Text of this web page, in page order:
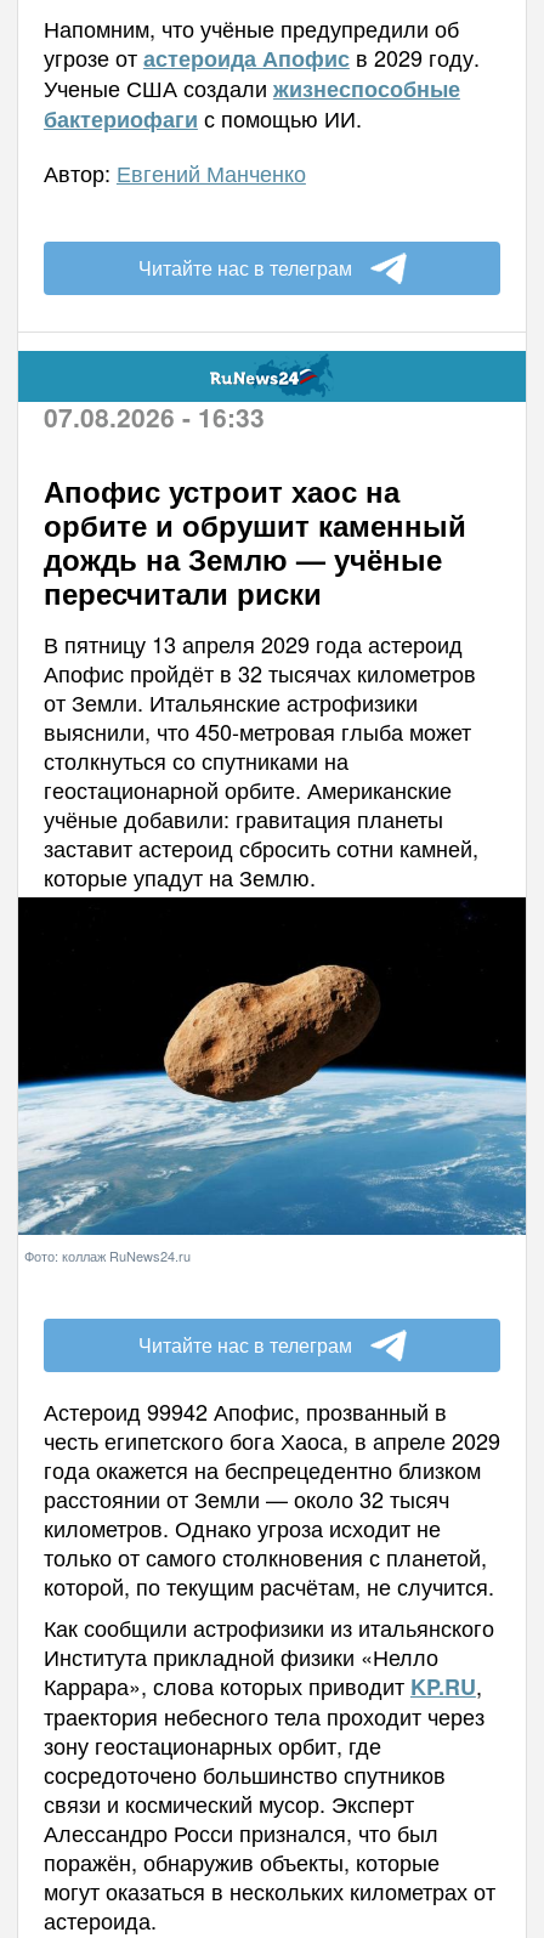
Напомним, что учёные предупредили об
угрозе отастероида Апофисв 2029 году.
Ученые США создали жизнеспособные
бактериофаги с помощью ИИ.
Автор: Евгений Манченко
Читайте нас в телеграм
07.08.2026 - 16:33
Апофис устроит хаос на
орбите и обрушит каменный
дождь на Землю — учёные
пересчитали риски
В пятницу 13 апреля 2029 года астероид
Апофис пройдёт в 32 тысячах километров
от Земли. Итальянские астрофизики
выяснили, что 450-метровая глыба может
столкнуться со спутниками на
геостационарной орбите. Американские
учёные добавили: гравитация планеты
заставит астероид сбросить сотни камней,
которые упадут на Землю.
Фото: коллаж RuNews24.ru
Читайте нас в телеграм
Астероид 99942 Апофис, прозванный в
честь египетского бога Хаоса, в апреле 2029
года окажется на беспрецедентно близком
расстоянии от Земли — около 32 тысяч
километров. Однако угроза исходит не
только от самого столкновения с планетой,
которой, по текущим расчётам, не случится.
Как сообщили астрофизики из итальянского
Института прикладной физики «Нелло
Каррара», слова которых приводит KP.RU,
траектория небесного тела проходит через
зону геостационарных орбит, где
сосредоточено большинство спутников
связи и космический мусор. Эксперт
Алессандро Росси признался, что был
поражён, обнаружив объекты, которые
могут оказаться в нескольких километрах от
астероида.